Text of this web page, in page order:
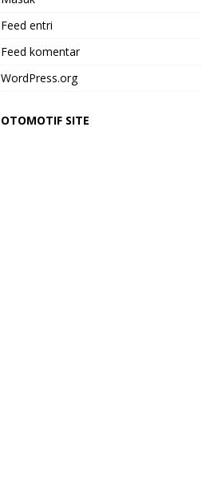
Feed entri
Feed komentar
WordPress.org
OTOMOTIF SITE